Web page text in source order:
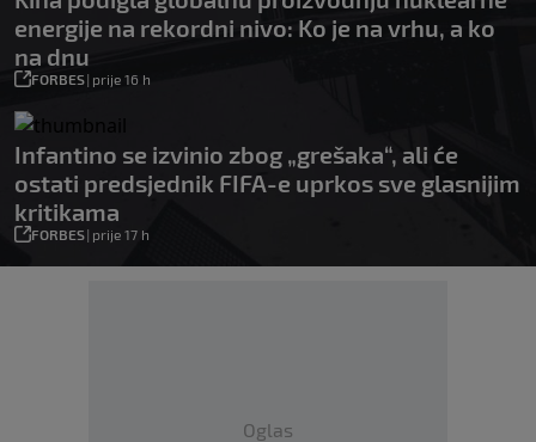
energije na rekordni nivo: Ko je na vrhu, a ko
na dnu
FORBES| prije 16 h
Infantino se izvinio zbog „grešaka“, ali će
ostati predsjednik FIFA-e uprkos sve glasnijim
kritikama
FORBES| prije 17 h
Oglas